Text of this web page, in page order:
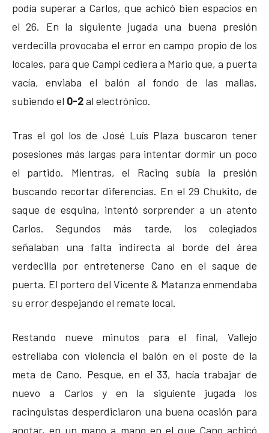
podía superar a Carlos, que achicó bien espacios en
el 26. En la siguiente jugada una buena presión
verdecilla provocaba el error en campo propio de los
locales, para que Campi cediera a Mario que, a puerta
vacía, enviaba el balón al fondo de las mallas,
subiendo el 0-2al electrónico.
Tras el gol los de José Luís Plaza buscaron tener
posesiones más largas para intentar dormir un poco
el partido. Mientras, el Racing subía la presión
buscando recortar diferencias. En el 29 Chukito, de
saque de esquina, intentó sorprender a un atento
Carlos. Segundos más tarde, los colegiados
señalaban una falta indirecta al borde del área
verdecilla por entretenerse Cano en el saque de
puerta. El portero del Vicente & Matanza enmendaba
su error despejando el remate local.
Restando nueve minutos para el final, Vallejo
estrellaba con violencia el balón en el poste de la
meta de Cano. Pesque, en el 33, hacía trabajar de
nuevo a Carlos y en la siguiente jugada los
racinguistas desperdiciaron una buena ocasión para
anotar, en un mano a mano en el que Cano achicó